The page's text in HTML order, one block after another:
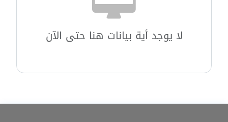
لا يوجد أية بيانات هنا حتى الآن